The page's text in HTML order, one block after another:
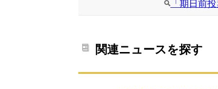
「期日前
関連ニュースを探す